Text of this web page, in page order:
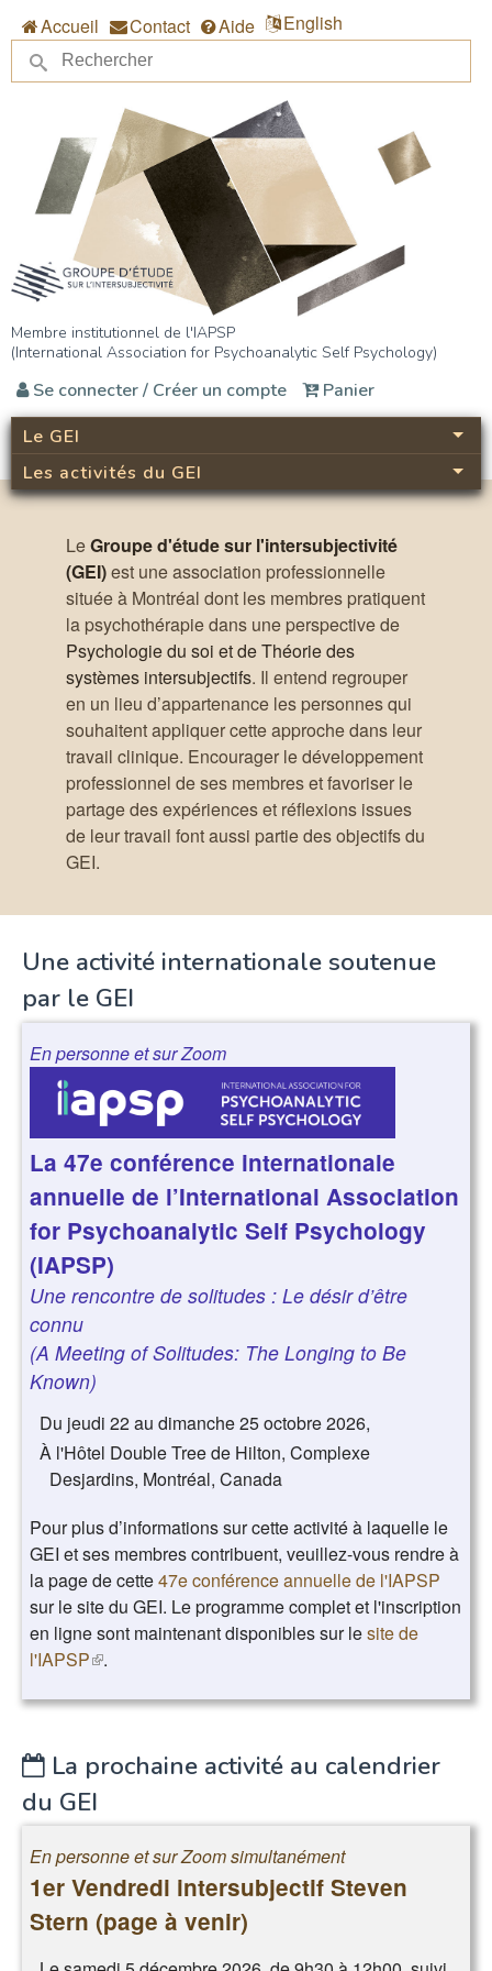
Membre institutionnel de l'IAPSP
(International Association for Psychoanalytic Self Psychology)
Formulaire de recherche
Accueil Contact Aide English
Se connecter / Créer un compte
Panier
Le GEI
Les activités du GEI
LeGroupe d'étude sur l'intersubjectivité
(GEI)est une association professionnelle
située à Montréal dont les membres pratiquent
la psychothérapie dans une perspective de
Psychologie du soi et de Théorie des
systèmes intersubjectifs. Il entend regrouper
en un lieu d’appartenance les personnes qui
souhaitent appliquer cette approche dans leur
travail clinique. Encourager le développement
professionnel de ses membres et favoriser le
partage des expériences et réflexions issues
de leur travail font aussi partie des objectifs du
GEI.
Une activité internationale soutenue
par le GEI
En personne et sur Zoom
La 47e conférence internationale
annuelle de l’International Association
for Psychoanalytic Self Psychology
(IAPSP)
Une rencontre de solitudes : Le désir d’être
connu
(A Meeting of Solitudes: The Longing to Be
Known)
Du jeudi 22 au dimanche 25 octobre 2026,
À l'Hôtel Double Tree de Hilton, Complexe
Desjardins, Montréal, Canada
Pour plus d’informations sur cette activité à laquelle le
GEI et ses membres contribuent, veuillez-vous rendre à
la page de cette47e conférence annuelle de l'IAPSP
sur le site du GEI. Le programme complet et l'inscription
en ligne sont maintenant disponibles sur lesite de
l'IAPSP(le lien est externe)
.
La prochaine activité au calendrier
du GEI
En personne et sur Zoom simultanément
1er Vendredi intersubjectif Steven
Stern (page à venir)